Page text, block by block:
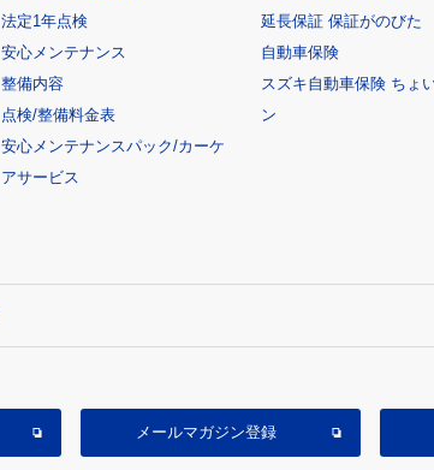
法定1年点検
安心メンテナンス
整備内容
点検/整備料金表
安心メンテナンスパック/カーケ
アサービス
延長保証 保証がのびた
自動車保険
スズキ自動車保険 ちょ
ン
メールマガジン登録